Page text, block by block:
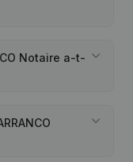
Notaire a-t-